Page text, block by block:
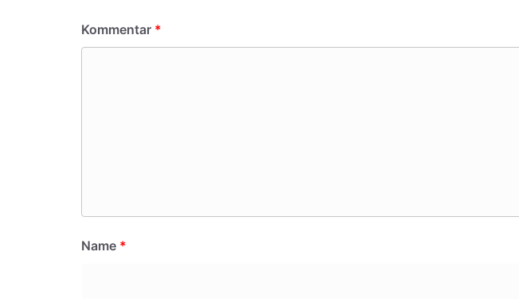
Kommentar *
Name *